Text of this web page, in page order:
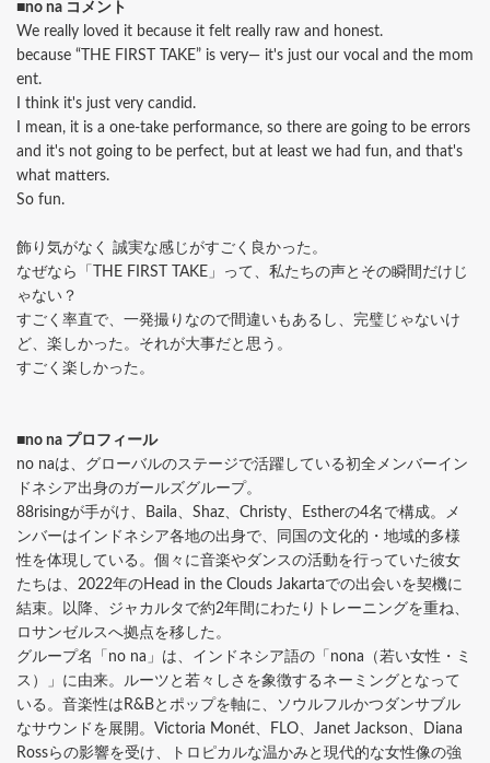
■no na コメント
We really loved it because it felt really raw and honest.
because “THE FIRST TAKE” is very— it's just our vocal and the mom
ent.
I think it's just very candid.
I mean, it is a one-take performance, so there are going to be errors
and it's not going to be perfect, but at least we had fun, and that's
what matters.
So fun.
飾り気がなく 誠実な感じがすごく良かった。
なぜなら「THE FIRST TAKE」って、私たちの声とその瞬間だけじ
ゃない？
すごく率直で、一発撮りなので間違いもあるし、完璧じゃないけ
ど、楽しかった。それが大事だと思う。
すごく楽しかった。
■no na プロフィール
no naは、グローバルのステージで活躍している初全メンバーイン
ドネシア出身のガールズグループ。
88risingが手がけ、Baila、Shaz、Christy、Estherの4名で構成。メ
ンバーはインドネシア各地の出身で、同国の文化的・地域的多様
性を体現している。個々に音楽やダンスの活動を行っていた彼女
たちは、2022年のHead in the Clouds Jakartaでの出会いを契機に
結束。以降、ジャカルタで約2年間にわたりトレーニングを重ね、
ロサンゼルスへ拠点を移した。
グループ名「no na」は、インドネシア語の「nona（若い女性・ミ
ス）」に由来。ルーツと若々しさを象徴するネーミングとなって
いる。音楽性はR&Bとポップを軸に、ソウルフルかつダンサブル
なサウンドを展開。Victoria Monét、FLO、Janet Jackson、Diana
Rossらの影響を受け、トロピカルな温かみと現代的な女性像の強